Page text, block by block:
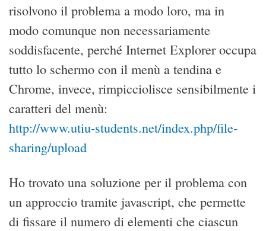
risolvono il problema a modo loro, ma in
modo comunque non necessariamente
soddisfacente, perché Internet Explorer occupa
tutto lo schermo con il menù a tendina e
Chrome, invece, rimpicciolisce sensibilmente i
caratteri del menù:
http://www.utiu-students.net/index.php/file-
sharing/upload
Ho trovato una soluzione per il problema con
un approccio tramite javascript, che permette
di fissare il numero di elementi che ciascun